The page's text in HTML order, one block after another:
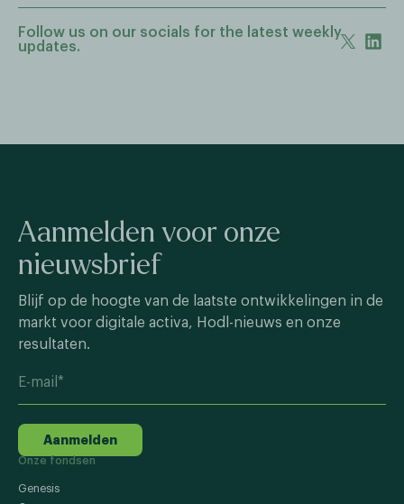
Follow us on our socials for the latest weekly
updates.
Aanmelden voor onze
nieuwsbrief
Blijf op de hoogte van de laatste ontwikkelingen in de
markt voor digitale activa, Hodl-nieuws en onze
resultaten.
Aanmelden
Onze fondsen
Genesis